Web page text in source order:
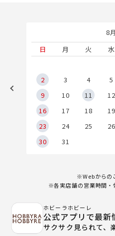
8月
日
月 火 水
2
3 4 5
9
10 11 12
16
17 18 19
23
24 25 26
30
31
※Webからの
※各実店舗の営業時間・
ホビーラホビーレ
公式アプリで最新
サクサク見られて、